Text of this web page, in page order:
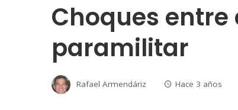
Choques
paramilitar
Rafael Armendáriz Hace 3 años